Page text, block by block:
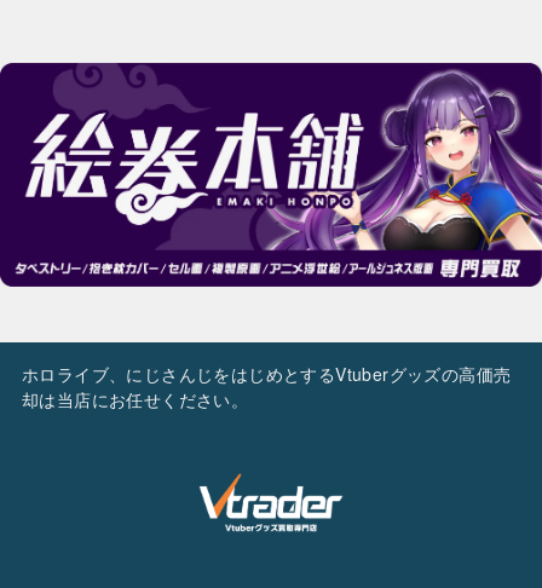
ホロライブ、にじさんじをはじめとするVtuberグッズの高価売
却は当店にお任せください。